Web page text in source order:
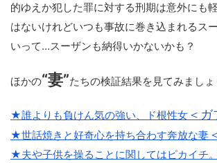
的ゆえか犯した罪に対する刑期は意外にも
はないけれどいつも事故に巻き込まれるス
いって…スーザンも納得いかないかも？
ほかの“妻”たちの検証結果を見てみましょ
★誰よりも負けん気の強い、ド根性女 ＜
★世話焼きと好奇心を持ち合わす奔放な妻
★夫や子供を操ることに関してはピカイチ